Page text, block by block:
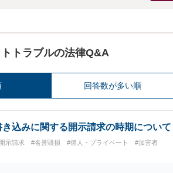
トラブルの法律Q&A
回答数が多い順
込みに関する開示請求の時期について
示請求 #名誉毀損 #個人・プライベート #加害者